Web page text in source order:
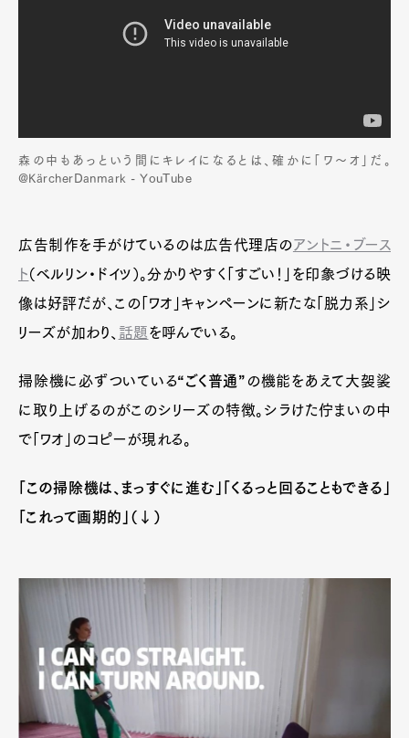
森の中もあっという間にキレイになるとは、確かに「ワ～オ」だ。
@KärcherDanmark - YouTube
広告制作を手がけているのは広告代理店のアントニ・ブース
ト（ベルリン・ドイツ）。分かりやすく「すごい！」を印象づける映
像は好評だが、この「ワオ」キャンペーンに新たな「脱力系」シ
リーズが加わり、 話題 を呼んでいる。
掃除機に必ずついている“ごく普通” の機能をあえて大袈裟
に取り上げるのがこのシリーズの特徴。シラけた佇まいの中
で「ワオ」のコピーが現れる。
「この掃除機は、まっすぐに進む」「くるっと回ることもできる」
「これって画期的」（↓）